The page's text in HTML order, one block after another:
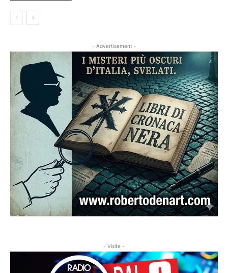
- Advertisement -
- Visite -